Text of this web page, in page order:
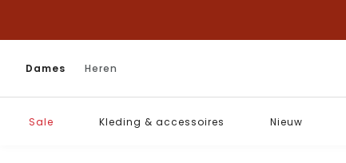
Dames Heren
Sale Kleding & accessoires Nieuw